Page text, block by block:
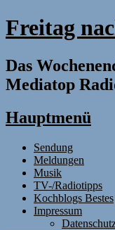
Freitag
Das
Mediatop
Hauptmenü
Zum
Inhalt
springen
Sendung
Meldungen
Musik
TV-/Radiotipps
Kochblogs Bestes
Impressum